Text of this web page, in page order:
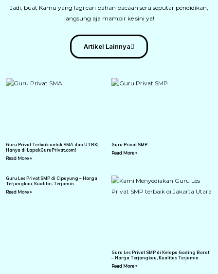
Jadi, buat Kamu yang lagi cari bahan bacaan seru seputar pendidikan,
langsung aja mampir ke sini ya!
Artikel Lainnya
Guru Privat Terbaik untuk SMA dan UTBK|
Hanya di LapakGuruPrivat.com!
Read More »
Guru Privat SMP
Read More »
Guru Les Privat SMP di Cipayung – Harga
Terjangkau, Kualitas Terjamin
Read More »
Guru Les Privat SMP di Kelapa Gading Barat
– Harga Terjangkau, Kualitas Terjamin
Read More »